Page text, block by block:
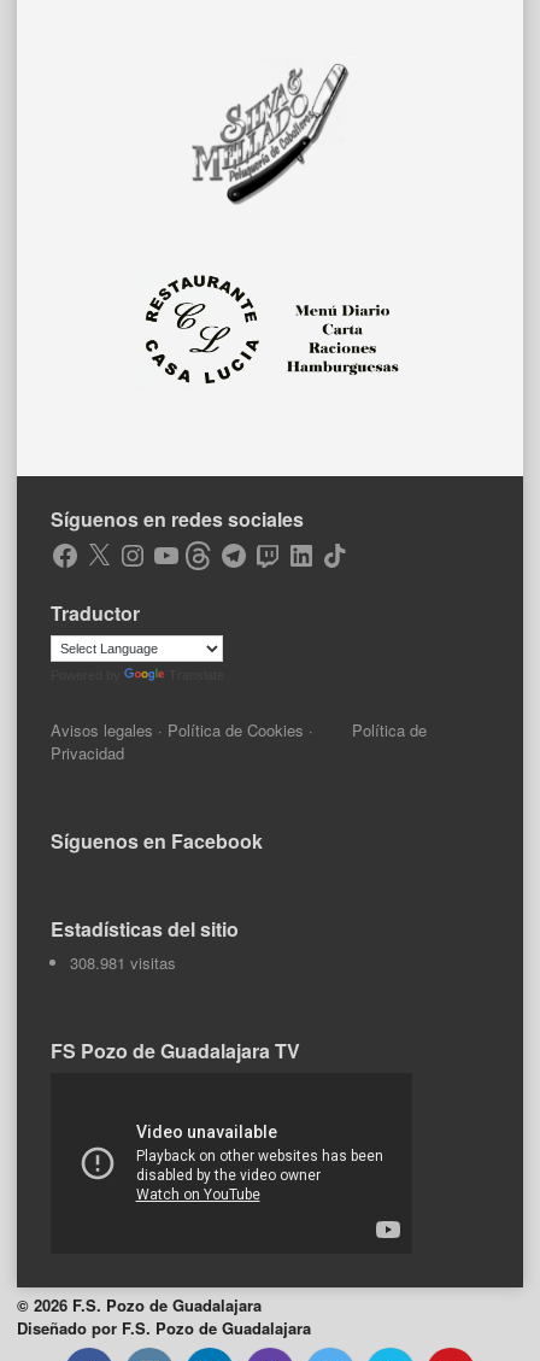
Síguenos en redes sociales
Facebook
X Instagram
YouTubeThreadsTelegramTwitchLinkedIn
TikTok
Traductor
Avisos legales · Política de Cookies · Política de
Privacidad
Síguenos en Facebook
Estadísticas del sitio
308.981 visitas
FS Pozo de Guadalajara TV
© 2026 F.S. Pozo de Guadalajara
Diseñado por F.S. Pozo de Guadalajara